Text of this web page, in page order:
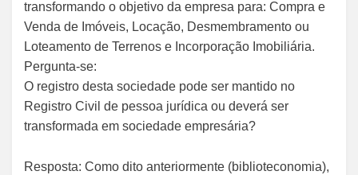
transformando o objetivo da empresa para: Compra e
Venda de Imóveis, Locação, Desmembramento ou
Loteamento de Terrenos e Incorporação Imobiliária.
Pergunta-se:
O registro desta sociedade pode ser mantido no
Registro Civil de pessoa jurídica ou deverá ser
transformada em sociedade empresária?
Resposta: Como dito anteriormente (biblioteconomia),